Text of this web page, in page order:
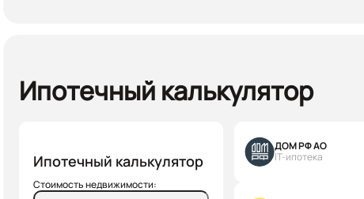
Ипотечный калькулятор
Ипотечный калькулятор
Стоимость недвижимости:
ДОМ РФ АО
IT-ипотека